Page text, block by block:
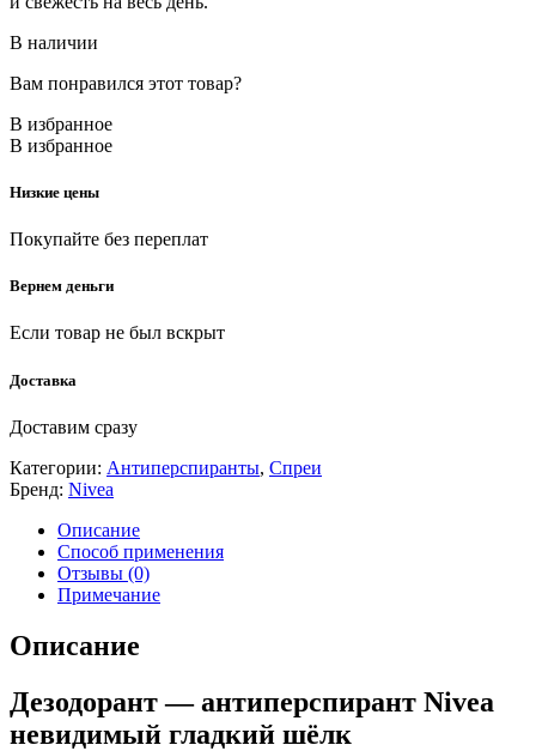
В наличии
Вам понравился этот товар?
В избранное
В избранное
Низкие цены
Покупайте без переплат
Вернем деньги
Если товар не был вскрыт
Доставка
Доставим сразу
Категории: Антиперспиранты, Спреи
Бренд: Nivea
Описание
Способ применения
Отзывы (0)
Примечание
Описание
Дезодорант — антиперспирант Nivea
невидимый гладкий шёлк